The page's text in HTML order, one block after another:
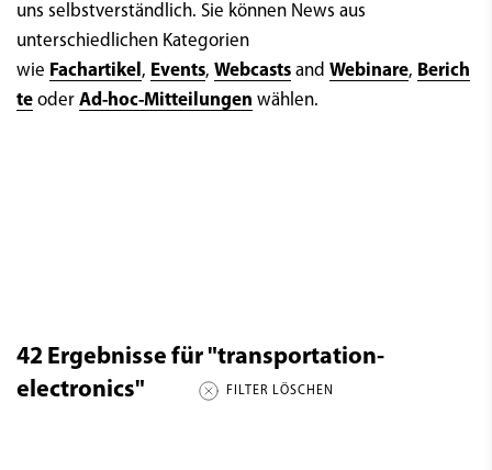
uns selbstverständlich. Sie können News aus
unterschiedlichen Kategorien
wie Fachartikel , Events, Webcasts and Webinare, Berich
te oder Ad-hoc-Mitteilungen wählen.
42 Ergebnisse für"transportation-
electronics"
FILTER LÖSCHEN